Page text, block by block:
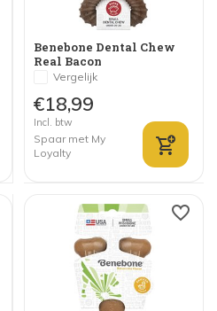
Benebone Dental Chew
Real Bacon
Vergelijk
€18,99
Incl. btw
Spaar met My
Loyalty